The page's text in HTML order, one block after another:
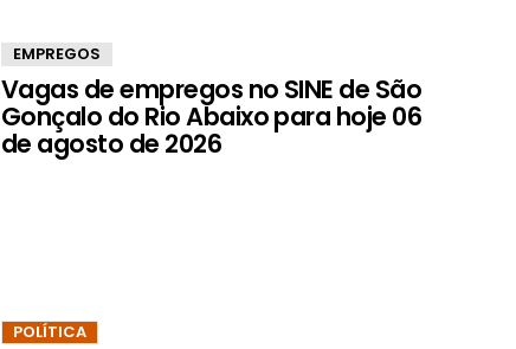
EMPREGOS
Vagas de empregos no SINE de São
Gonçalo do Rio Abaixo para hoje 06
de agosto de 2026
POLÍTICA